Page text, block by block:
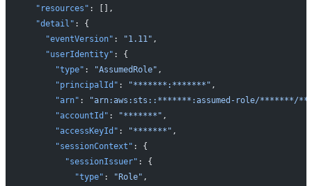
  "resources"
: [],
  "detail"
: {
    "eventVersion"
: "1.11" ,
    "userIdentity"
: {
      "type"
: "AssumedRole" ,
      "principalId"
: "*******:*******" ,
      "arn"
:
"arn:aws:sts::*******:assumed-role/*******/
      "accountId"
: "*******" ,
      "accessKeyId"
: "*******" ,
      "sessionContext"
: {
        "sessionIssuer"
: {
          "type"
: "Role" ,